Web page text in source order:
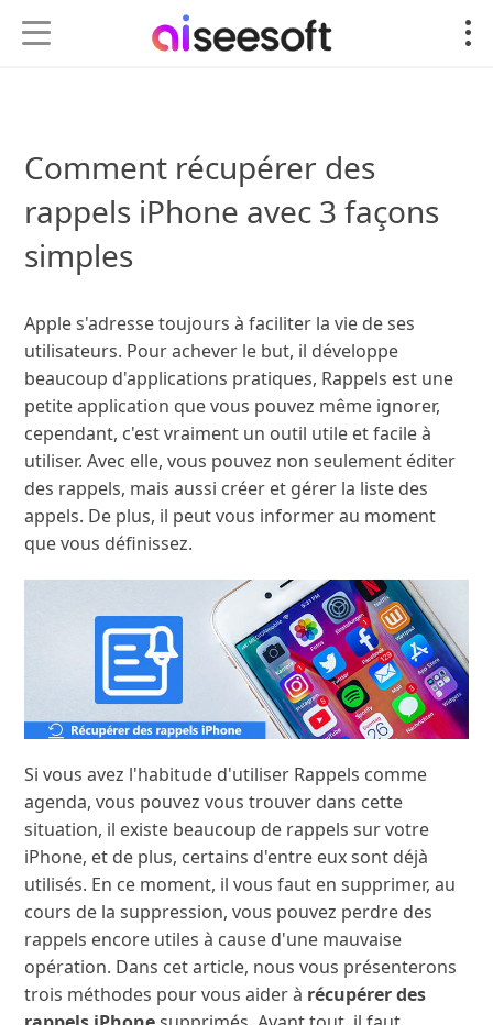
Comment récupérer des
rappels iPhone avec 3 façons
simples
Apple s'adresse toujours à faciliter la vie de ses
utilisateurs. Pour achever le but, il développe
beaucoup d'applications pratiques, Rappels est une
petite application que vous pouvez même ignorer,
cependant, c'est vraiment un outil utile et facile à
utiliser. Avec elle, vous pouvez non seulement éditer
des rappels, mais aussi créer et gérer la liste des
appels. De plus, il peut vous informer au moment
que vous définissez.
Si vous avez l'habitude d'utiliser Rappels comme
agenda, vous pouvez vous trouver dans cette
situation, il existe beaucoup de rappels sur votre
iPhone, et de plus, certains d'entre eux sont déjà
utilisés. En ce moment, il vous faut en supprimer, au
cours de la suppression, vous pouvez perdre des
rappels encore utiles à cause d'une mauvaise
opération. Dans cet article, nous vous présenterons
trois méthodes pour vous aider à récupérer des